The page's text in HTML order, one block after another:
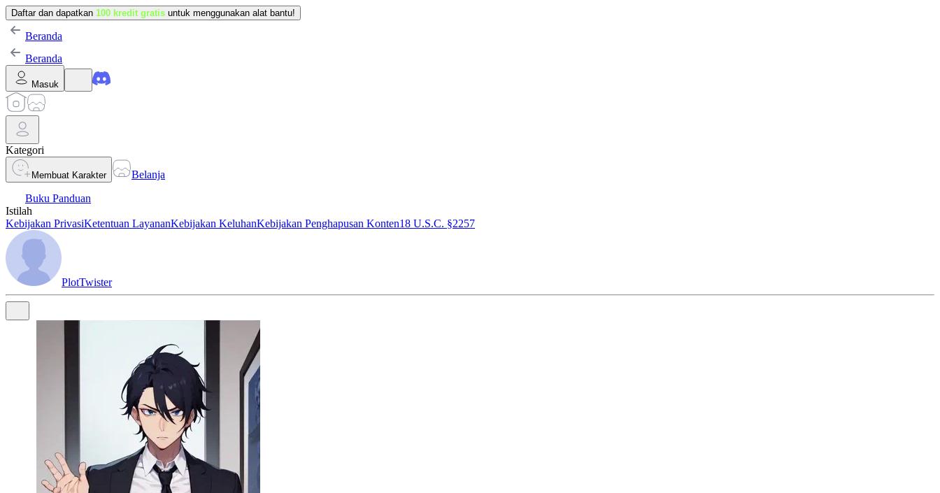
Daftar dan dapatkan 100 kredit gratis untuk menggunakan alat bantu!
Beranda
Beranda
Masuk
Kategori
Membuat Karakter
Belanja
Buku Panduan
Istilah
Kebijakan PrivasiKetentuan LayananKebijakan KeluhanKebijakan Penghapusan Konten18 U.S.C. §2257
PlotTwister